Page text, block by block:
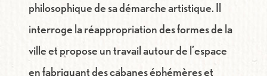
philosophique de sa démarche artistique. Il
interroge la réappropriation des formes de la
ville et propose un travail autour de l’espace
en fabriquant des cabanes éphémères et